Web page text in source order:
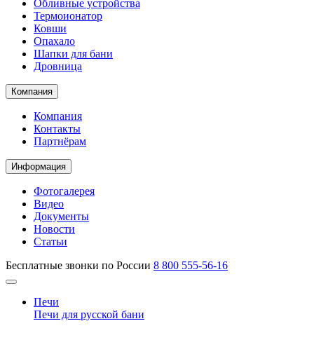
Обливные устройства
Термоионатор
Ковши
Опахало
Шапки для бани
Дровница
Компания
Компания
Контакты
Партнёрам
Информация
Фотогалерея
Видео
Документы
Новости
Статьи
Бесплатные звонки по России 8 800 555-56-16
Печи
Печи для русской бани